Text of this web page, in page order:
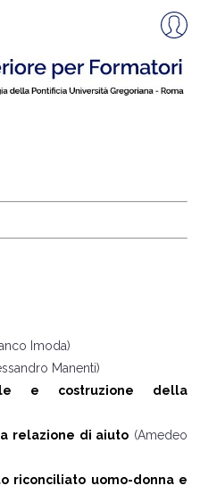
Imoda)
Manenti)
e costruzione della
relazione di aiuto (Amedeo
riconciliato uomo-donna e